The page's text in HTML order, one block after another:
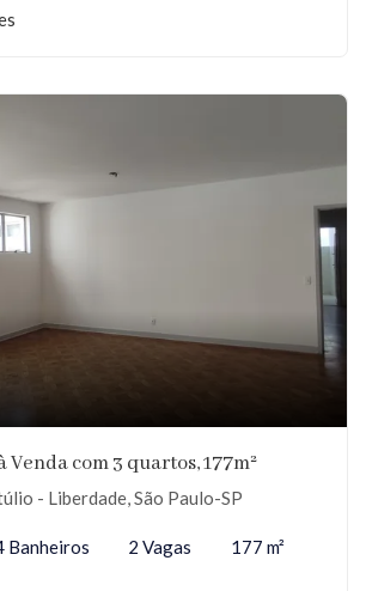
com 3 quartos, 177m²
- Liberdade, São Paulo-SP
Banheiros 2 Vagas 177 m²